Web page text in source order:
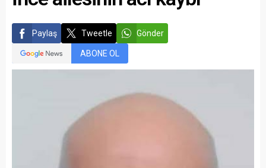
Paylaş Tweetle Gönder
ABONE OL